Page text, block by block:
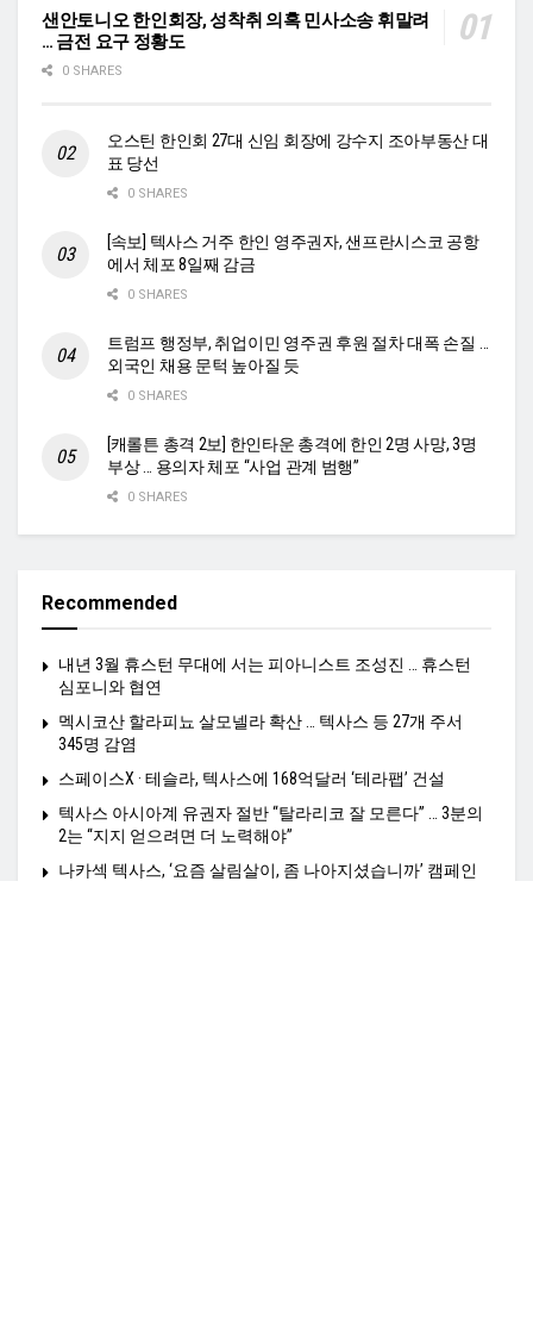
샌안토니오 한인회장, 성착취 의혹 민사소송 휘말려
… 금전 요구 정황도
0 SHARES
오스틴 한인회 27대 신임 회장에 강수지 조아부동산 대
표 당선
0 SHARES
[속보] 텍사스 거주 한인 영주권자, 샌프란시스코 공항
에서 체포 8일째 감금
0 SHARES
트럼프 행정부, 취업이민 영주권 후원 절차 대폭 손질 …
외국인 채용 문턱 높아질 듯
0 SHARES
[캐롤튼 총격 2보] 한인타운 총격에 한인 2명 사망, 3명
부상 … 용의자 체포 “사업 관계 범행”
0 SHARES
Recommended
내년 3월 휴스턴 무대에 서는 피아니스트 조성진 … 휴스턴
심포니와 협연
멕시코산 할라피뇨 살모넬라 확산 … 텍사스 등 27개 주서
345명 감염
스페이스X · 테슬라, 텍사스에 168억달러 ‘테라팹’ 건설
텍사스 아시아계 유권자 절반 “탈라리코 잘 모른다” … 3분의
2는 “지지 얻으려면 더 노력해야”
나카섹 텍사스, ‘요즘 살림살이, 좀 나아지셨습니까’ 캠페인